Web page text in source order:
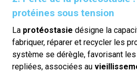
protéines sous tension
La protéostasie désigne la
fabriquer, réparer et recycler les
système se dérègle, favorisant
repliées, associées au